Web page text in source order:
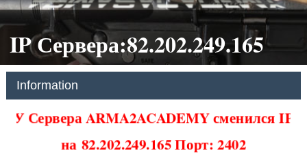
IP Сервера:82.202.249.165
Information
У Сервера ARMA2ACADEMY сменился IP
на82.202.249.165 Порт: 2402